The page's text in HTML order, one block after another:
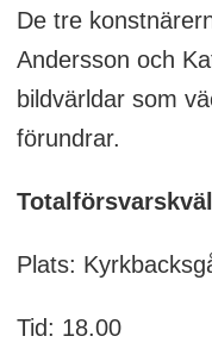
De tre
Andersson och
bildvärldar som
förundrar.
Totalförsvarskväll
Plats:
Tid: 18.00